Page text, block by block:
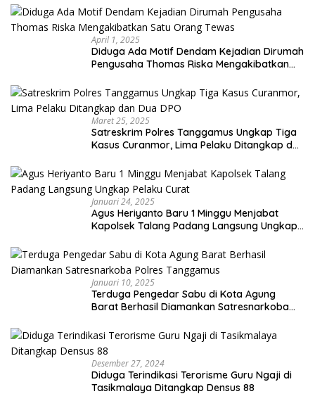
April 1, 2025
Diduga Ada Motif Dendam Kejadian Dirumah
Pengusaha Thomas Riska Mengakibatkan
Maret 25, 2025
Satreskrim Polres Tanggamus Ungkap Tiga
Kasus Curanmor, Lima Pelaku Ditangkap dan
Januari 24, 2025
Agus Heriyanto Baru 1 Minggu Menjabat
Kapolsek Talang Padang Langsung Ungkap
Januari 10, 2025
Terduga Pengedar Sabu di Kota Agung
Barat Berhasil Diamankan Satresnarkoba
Desember 27, 2024
Diduga Terindikasi Terorisme Guru Ngaji di
Tasikmalaya Ditangkap Densus 88